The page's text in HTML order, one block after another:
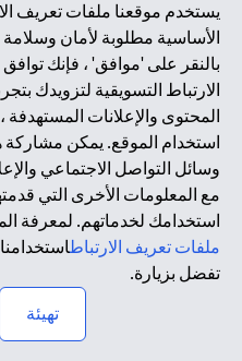
يستخدم موقعنا ملفات تعريف
الأساسية مطلوبة لأمان وسلامة
بالنقر على 'موافق' ، فإنك
الارتباط التسويقية لتزويدك
المحتوى والإعلانات المستهدفة
استخدام الموقع. يمكن مشاركة
وسائل التواصل الاجتماعي
مع المعلومات الأخرى التي
استخدامك لخدماتهم. لمعرفة
ملفات تعريف الارتباط
تفضل بزيارة.
تهيئة
سيتي بنك إن. إيه. الإمارات
الإمارات في دبي، وCN-1002019
فرع سيتي بنك إن إيه - الإمارات
الإمارات العربية المتحدة المركزي
سيتي بنك إن إيه الإمارات العربية
الاستشارات المالية والتعريف
20200000097 ب) وسيط
حقوق الطبع والنشر محفوظة ©2026 سيتي جروب انك.